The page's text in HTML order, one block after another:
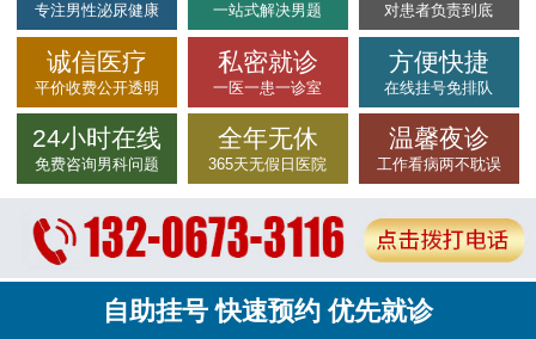
专注男性泌尿健康 一站式解决男题 对患者负责到底
诚信医疗
平价收费公开透明
私密就诊
一医一患一诊室
方便快捷
在线挂号免排队
24小时在线
免费咨询男科问题
全年无休
365天无假日医院
温馨夜诊
工作看病两不耽误
自助挂号 快速预约 优先就诊